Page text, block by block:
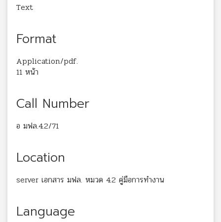
Text
Format
Application/pdf.
11 หน้า
Call Number
อ มฟล.4.2/71
Location
server เอกสาร มฟล. หมวด 4.2 คู่มือการทำงาน
Language